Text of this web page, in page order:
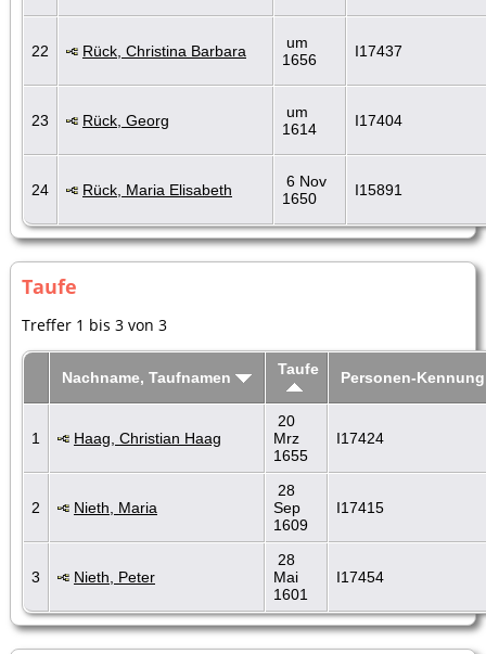
22 Rück, Christina Barbara
um
1656
I17437
23 Rück, Georg
um
1614
I17404
24 Rück, Maria Elisabeth
6 Nov
1650
I15891
Taufe
Treffer 1 bis 3 von 3
Nachname, Taufnamen Taufe Personen-Kennung
1 Haag, Christian Haag
20
Mrz
1655
I17424
2 Nieth, Maria
28
Sep
1609
I17415
3 Nieth, Peter
28
Mai
1601
I17454